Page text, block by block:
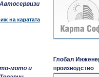
Автосервизи
на каратата
мото и
Глобал
производство